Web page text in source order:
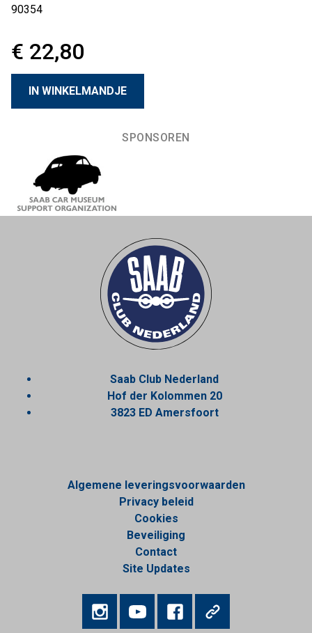
90354
€ 22,80
SPONSOREN
Saab Club Nederland
Hof der Kolommen 20
3823 ED Amersfoort
Algemene leveringsvoorwaarden
Privacy beleid
Cookies
Beveiliging
Contact
Site Updates